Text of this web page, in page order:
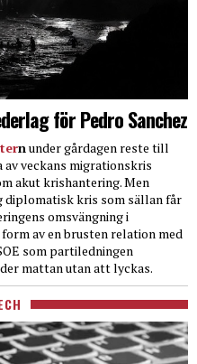
för Pedro Sanchez
nunder gårdagen reste till
veckans migrationskris
akut krishantering. Men
diplomatisk kris som sällan får
omsvängning i
av en brusten relation med
som partiledningen
mattan utan att lyckas.